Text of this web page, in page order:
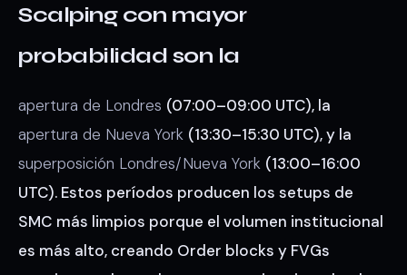
Scalping con mayor
probabilidad son la
apertura de Londres (07:00–09:00 UTC), la
apertura de Nueva York (13:30–15:30 UTC), y la
superposición Londres/Nueva York (13:00–16:00
UTC). Estos períodos producen los setups de
SMC más limpios porque el volumen institucional
es más alto, creando Order blocks y FVGs